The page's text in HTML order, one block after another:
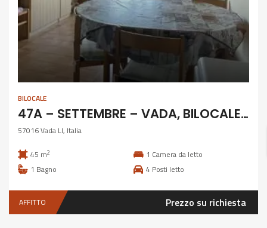
BILOCALE
47A – SETTEMBRE – VADA, BILOCALE 4 POSTI
57016 Vada LI, Italia
45 m2 1 Camera da letto
1 Bagno 4 Posti letto
AFFITTO Prezzo su richiesta